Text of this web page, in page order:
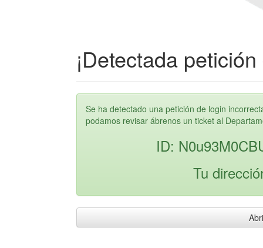
¡Detectada
Se ha detectado una petición de login
podamos revisar ábrenos un ticket al
ID:
Tu